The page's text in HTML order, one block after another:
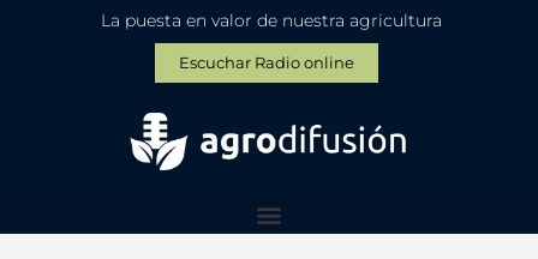
La puesta en valor de nuestra agricultura
Escuchar Radio online